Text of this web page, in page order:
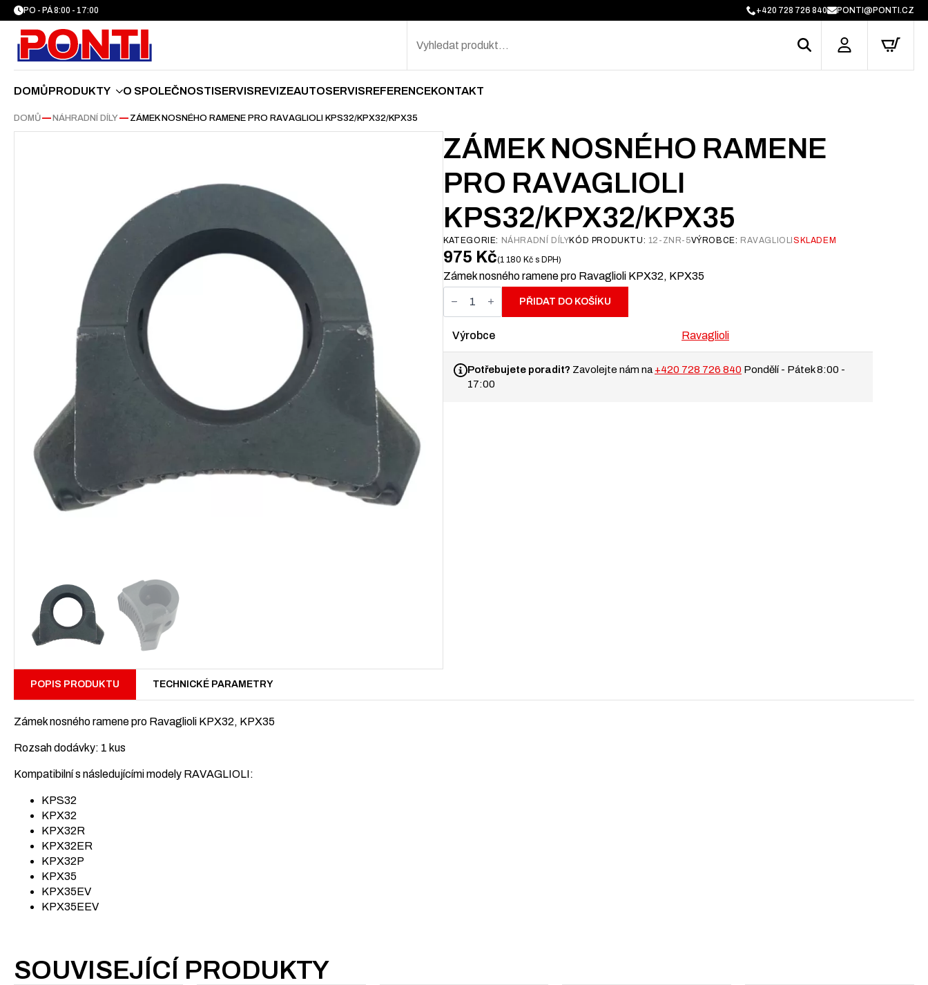
PO - PÁ 8:00 - 17:00 +420 728 726 840 PONTI@PONTI.CZ
DOMŮPRODUKTY O SPOLEČNOSTISERVISREVIZEAUTOSERVISREFERENCEKONTAKT
DOMŮ—NÁHRADNÍ DÍLY— ZÁMEK NOSNÉHO RAMENE PRO RAVAGLIOLI KPS32/KPX32/KPX35
ZÁMEK NOSNÉHO RAMENE
PRO RAVAGLIOLI
KPS32/KPX32/KPX35
KATEGORIE: NÁHRADNÍ DÍLYKÓD PRODUKTU: 12-ZNR-5VÝROBCE: RAVAGLIOLI SKLADEM
975 Kč 1 180 Kč s DPH
Zámek nosného ramene pro Ravaglioli KPX32, KPX35
Zámek
nosného
ramene
Ravaglioli
PŘIDAT DO KOŠÍKU
Výrobce Ravaglioli
Potřebujete poradit? Zavolejte nám na +420 728 726 840 Pondělí - Pátek 8:00 -
17:00
POPIS PRODUKTU TECHNICKÉ PARAMETRY
Zámek nosného ramene pro Ravaglioli KPX32, KPX35
Rozsah dodávky: 1 kus
Kompatibilní s následujícími modely RAVAGLIOLI:
KPS32
KPX32
KPX32R
KPX32ER
KPX32P
KPX35
KPX35EV
KPX35EEV
SOUVISEJÍCÍ PRODUKTY